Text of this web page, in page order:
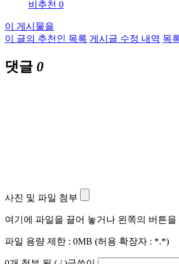
비추천 0
이 게시물을
이 글의 추천인 목록 게시글 수정 내역 목
댓글 0
사진 및 파일 첨부
여기에 파일을 끌어 놓거나 왼쪽의 버튼을
파일 용량 제한 : 0MB (허용 확장자 : *.*)